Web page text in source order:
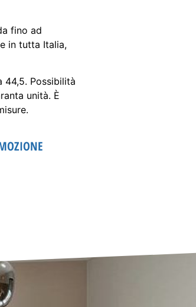
fino ad
in tutta Italia,
44,5. Possibilità
unità. È